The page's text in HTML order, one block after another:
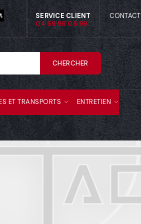
SERVICE CLIENT
04 69 96 06 99
CONTACT
CHERCHER
ET TRANSPORTS ENTRETIEN